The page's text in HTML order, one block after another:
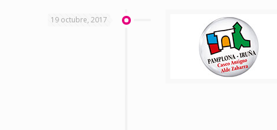
19 octubre, 2017